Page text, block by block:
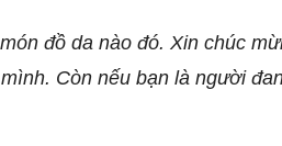
đồ da nào đó. Xin chúc
Còn nếu bạn là người